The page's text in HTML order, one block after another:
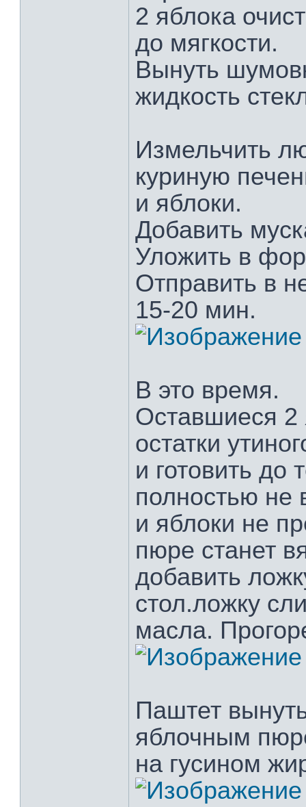
2 яблока
до мягкости.
Вынуть
жидкость
Измельчить
куриную
и яблоки.
Добавить
Уложить в
Отправить в
15-20 мин.
В это время.
Оставшиеся 2
остатки
и готовить до
полностью не
и яблоки не
пюре станет
добавить
стол.ложку
масла.
Паштет
яблочным
на гусином